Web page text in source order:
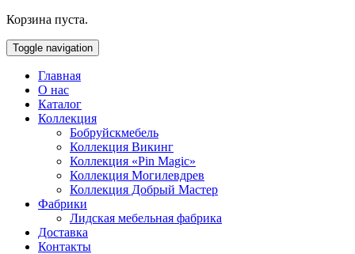
Корзина пуста.
Toggle navigation
Главная
О нас
Каталог
Коллекция
Бобруйскмебель
Коллекция Викинг
Коллекция «Pin Magic»
Коллекция Могилевдрев
Коллекция Добрый Мастер
Фабрики
Лидская мебельная фабрика
Доставка
Контакты